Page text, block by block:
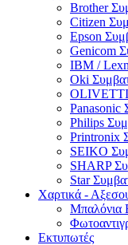
Brother
Citizen
Epson
Genicom
IBM /
Oki
OLIVETTI
Panasonic
Philips
Printronix
SEIKO
SHARP
Star
Χαρτικά -
Μπαλόνια
Εκτυπωτές